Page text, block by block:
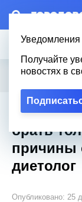
Уведомления
Получайте
новостях в
Новости
Городовой Полезное
От
брать
причины
диетолог
Опубликовано: 25